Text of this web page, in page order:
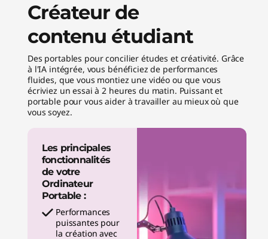
Créateur de
contenu étudiant
Des portables pour concilier études et créativité. Grâce
à l'IA intégrée, vous bénéficiez de performances
fluides, que vous montiez une vidéo ou que vous
écriviez un essai à 2 heures du matin. Puissant et
portable pour vous aider à travailler au mieux où que
vous soyez.
Les principales
fonctionnalités
de votre
Ordinateur
Portable :
Performances
puissantes pour
la création avec